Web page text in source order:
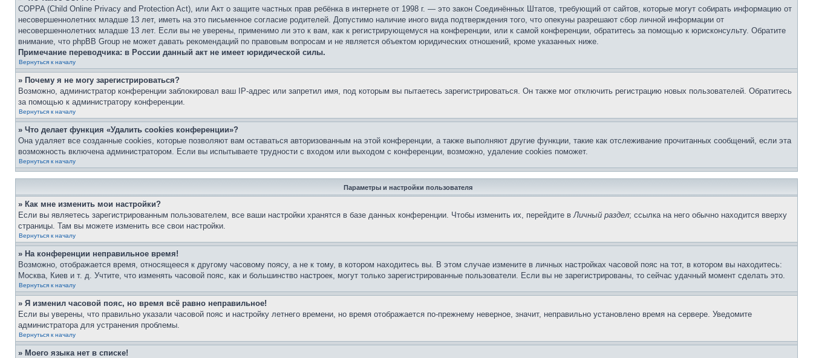
COPPA (Child Online Privacy and Protection Act), или Акт о защите частных прав ребёнка в интернете от 1998 г. — это закон Соединённых Штатов, требующий от сайтов, которые могут собирать информацию от
несовершеннолетних младше 13 лет, иметь на это письменное согласие родителей. Допустимо наличие иного вида подтверждения того, что опекуны разрешают сбор личной информации от
несовершеннолетних младше 13 лет. Если вы не уверены, применимо ли это к вам, как к регистрирующемуся на конференции, или к самой конференции, обратитесь за помощью к юрисконсульту. Обратите
внимание, что phpBB Group не может давать рекомендаций по правовым вопросам и не является объектом юридических отношений, кроме указанных ниже.
Примечание переводчика: в России данный акт не имеет юридической силы.
Вернуться к началу
» Почему я не могу зарегистрироваться?
Возможно, администратор конференции заблокировал ваш IP-адрес или запретил имя, под которым вы пытаетесь зарегистрироваться. Он также мог отключить регистрацию новых пользователей. Обратитесь
за помощью к администратору конференции.
Вернуться к началу
» Что делает функция «Удалить cookies конференции»?
Она удаляет все созданные cookies, которые позволяют вам оставаться авторизованным на этой конференции, а также выполняют другие функции, такие как отслеживание прочитанных сообщений, если эта
возможность включена администратором. Если вы испытываете трудности с входом или выходом с конференции, возможно, удаление cookies поможет.
Вернуться к началу
Параметры и настройки пользователя
» Как мне изменить мои настройки?
Если вы являетесь зарегистрированным пользователем, все ваши настройки хранятся в базе данных конференции. Чтобы изменить их, перейдите вЛичный раздел; ссылка на него обычно находится вверху
страницы. Там вы можете изменить все свои настройки.
Вернуться к началу
» На конференции неправильное время!
Возможно, отображается время, относящееся к другому часовому поясу, а не к тому, в котором находитесь вы. В этом случае измените в личных настройках часовой пояс на тот, в котором вы находитесь:
Москва, Киев и т. д. Учтите, что изменять часовой пояс, как и большинство настроек, могут только зарегистрированные пользователи. Если вы не зарегистрированы, то сейчас удачный момент сделать это.
Вернуться к началу
» Я изменил часовой пояс, но время всё равно неправильное!
Если вы уверены, что правильно указали часовой пояс и настройку летнего времени, но время отображается по-прежнему неверное, значит, неправильно установлено время на сервере. Уведомите
администратора для устранения проблемы.
Вернуться к началу
» Моего языка нет в списке!